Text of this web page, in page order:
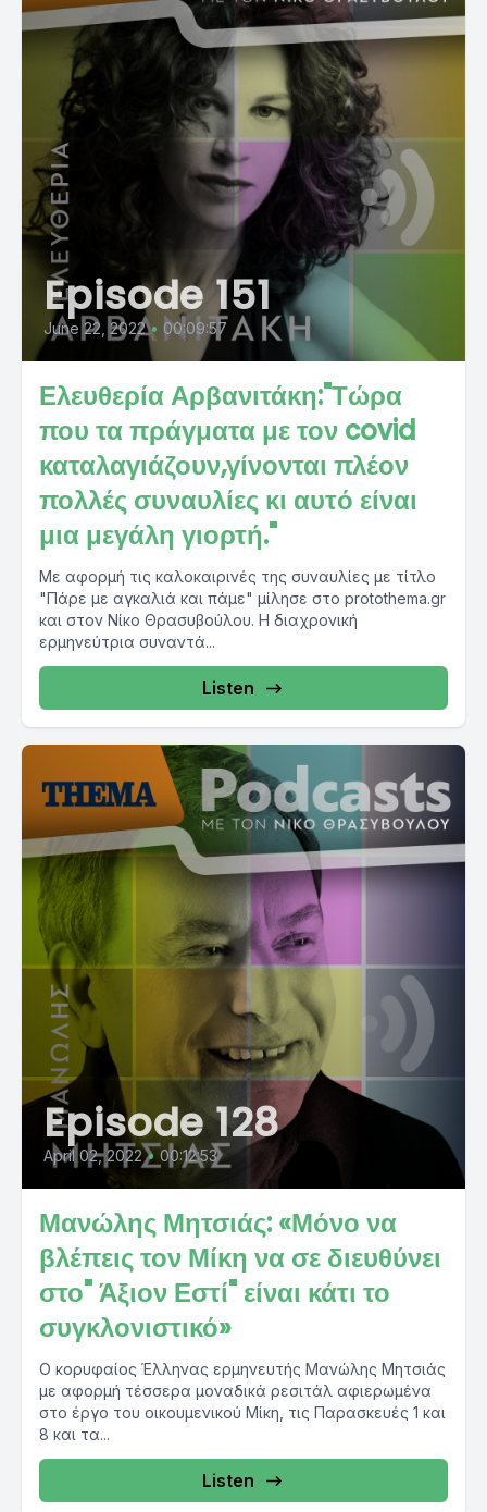
Episode 151
June 22, 2022 • 00:09:57
Ελευθερία Αρβανιτάκη:"Τώρα
που τα πράγματα με τον covid
καταλαγιάζουν,γίνονται πλέον
πολλές συναυλίες κι αυτό είναι
μια μεγάλη γιορτή."
Με αφορμή τις καλοκαιρινές της συναυλίες με τίτλο
"Πάρε με αγκαλιά και πάμε" μίλησε στο protothema.gr
και στον Νίκο Θρασυβούλου. Η διαχρονική
ερμηνεύτρια συναντά...
Listen
Episode 128
April 02, 2022 • 00:12:53
Μανώλης Μητσιάς: «Μόνο να
βλέπεις τον Μίκη να σε διευθύνει
στο" Άξιον Εστί" είναι κάτι το
συγκλονιστικό»
Ο κορυφαίος Έλληνας ερμηνευτής Μανώλης Μητσιάς
με αφορμή τέσσερα μοναδικά ρεσιτάλ αφιερωμένα
στο έργο του οικουμενικού Μίκη, τις Παρασκευές 1 και
8 και τα...
Listen